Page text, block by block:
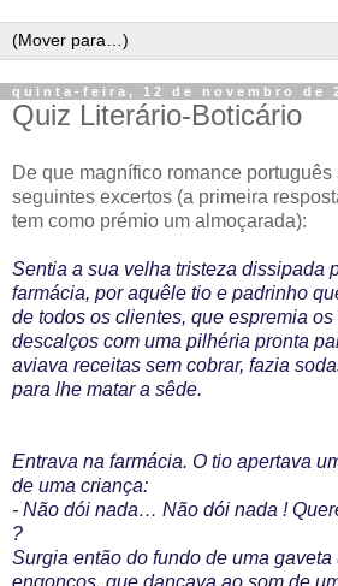
quinta-feira, 12 de novembro de
Quiz Literário-Boticário
De que magnífico romance
seguintes excertos (a primeira
tem como prémio um almoçarada):
Sentia a sua velha tristeza dissipada
farmácia, por aquêle tio e padrinho
de todos os clientes, que espremia
descalços com uma pilhéria pronta
aviava receitas sem cobrar, fazia
para lhe matar a sêde.
Entrava na farmácia. O tio apertava
de uma criança:
- Não dói nada… Não dói nada !
?
Surgia então do fundo de uma
engonços, que dançava ao som de